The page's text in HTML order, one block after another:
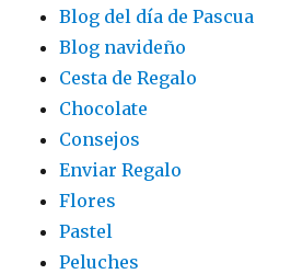
Blog del día de Pascua
Blog navideño
Cesta de Regalo
Chocolate
Consejos
Enviar Regalo
Flores
Pastel
Peluches